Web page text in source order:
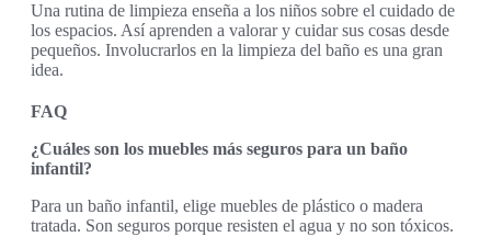
Una rutina de limpieza enseña a los niños sobre el cuidado de
los espacios. Así aprenden a valorar y cuidar sus cosas desde
pequeños. Involucrarlos en la limpieza del baño es una gran
idea.
FAQ
¿Cuáles son los muebles más seguros para un baño
infantil?
Para un baño infantil, elige muebles de plástico o madera
tratada. Son seguros porque resisten el agua y no son tóxicos.